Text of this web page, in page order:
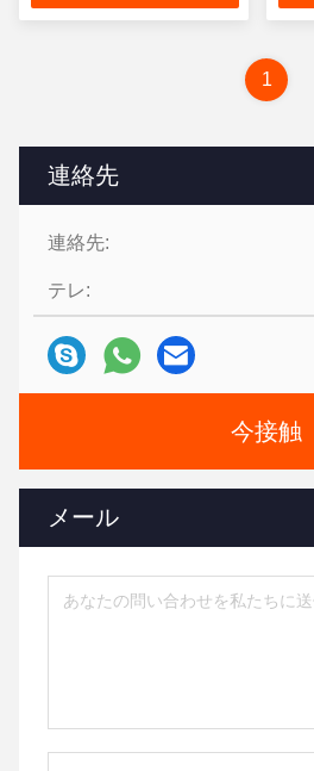
連絡先
連絡先:
テレ:
今接触
メール
1